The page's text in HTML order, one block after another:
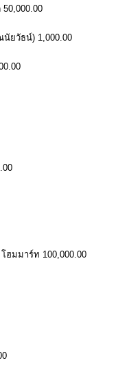
ยวัธน์) 1,000.00
มมาร์ท 100,000.00